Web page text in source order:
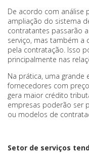
De acordo com análise
ampliação do sistema
contratantes passarão
serviço, mas também
pela contratação. Isso
principalmente nas
Na prática, uma
fornecedores com
gera maior crédito
empresas poderão ser
ou modelos de
Setor de serviços